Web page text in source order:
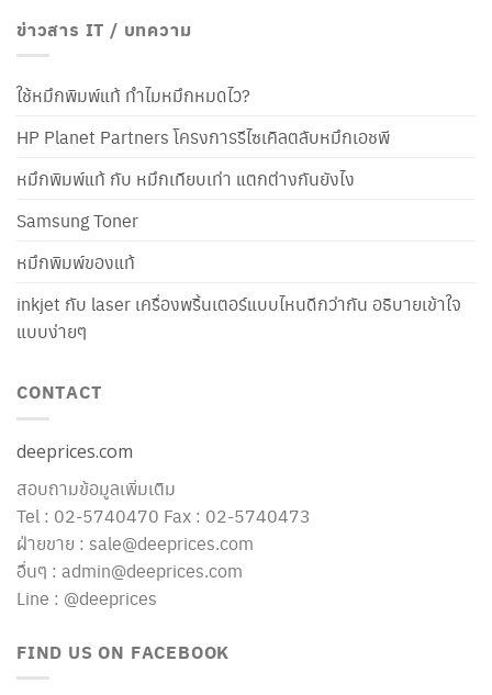
ข่าวสาร IT / บทความ
ใช้หมึกพิมพ์แท้ ทำไมหมึกหมดไว?
HP Planet Partners โครงการรีไซเคิลตลับหมึกเอชพี
หมึกพิมพ์แท้ กับ หมึกเทียบเท่า แตกต่างกันยังไง
Samsung Toner
หมึกพิมพ์ของแท้
inkjet กับ laser เครื่องพริ้นเตอร์แบบไหนดีกว่ากัน อธิบายเข้าใจ
แบบง่ายๆ
CONTACT
deeprices.com
สอบถามข้อมูลเพิ่มเติม
Tel : 02-5740470 Fax : 02-5740473
ฝ่ายขาย : sale@deeprices.com
อื่นๆ : admin@deeprices.com
Line : @deeprices
FIND US ON FACEBOOK